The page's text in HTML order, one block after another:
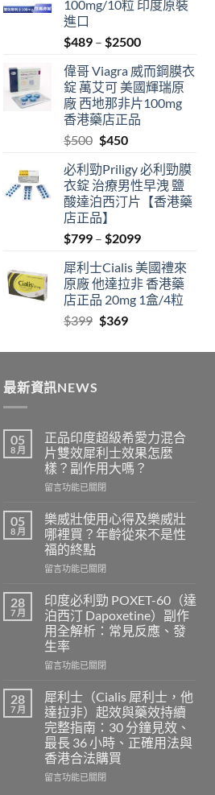
100mg/10粒 印度原裝
進口
$489 – $2500Price
$489
through
$2500
偉哥 Viagra 威而鋼膜衣
錠 萬艾可 美國輝瑞原
廠 西地那非片100mg
香港藥店正品
$500 Original
was:
$500.
$450Current
is:
$450.
必利勁Priligy 必利勁膜
衣錠 治療男性早洩 鹽
酸達泊西汀片【香港藥
店正品】
$799 – $2099Price
$799
through
$2099
犀利士Cialis 美國禮來
原廠 他達拉非 香港藥
店正品 20mg 1盒/4粒
$399 Original
was:
$369Current
is:
最新資訊NEWS
05
8 月
正品印度超級希愛力混合
片雙效犀利士效果怎麼
樣？副作用大嗎？
在
品
印
度
超
級
愛
力
混
合
片
雙
犀
利
士
效
果
怎
麼
留言功能已關閉
05
8 月
樂威壯使用心得及樂威壯
哪裡買？年齡從來不是性
福的終點
在
威
壯
使
用
心
得
樂
威
壯
哪
裡
買？
年
留言功能已關閉
28
7 月
印度必利勁 POXET-60（達
泊西汀 Dapoxetine）副作
用全解析：常見反應、發
生率
在
度
必
利
勁
POXET-
60（達
泊
留言功能已關閉
28
7 月
犀利士（Cialis 犀利士，他
達拉非）起效與藥效持續
完整指南：30 分鐘見效、
最長 36 小時、正確用法與
香港合法購買
在
留言功能已關閉